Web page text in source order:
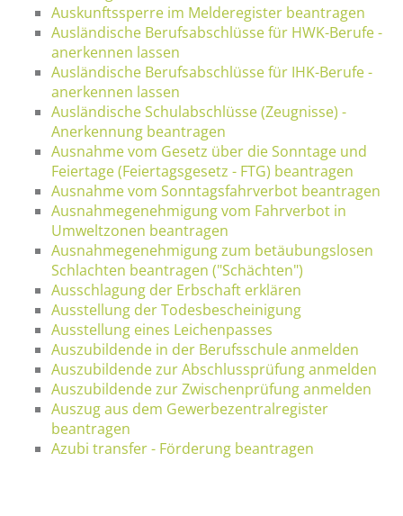
Auskunftssperre im Melderegister beantragen
Ausländische Berufsabschlüsse für HWK-Berufe -
anerkennen lassen
Ausländische Berufsabschlüsse für IHK-Berufe -
anerkennen lassen
Ausländische Schulabschlüsse (Zeugnisse) -
Anerkennung beantragen
Ausnahme vom Gesetz über die Sonntage und
Feiertage (Feiertagsgesetz - FTG) beantragen
Ausnahme vom Sonntagsfahrverbot beantragen
Ausnahmegenehmigung vom Fahrverbot in
Umweltzonen beantragen
Ausnahmegenehmigung zum betäubungslosen
Schlachten beantragen ("Schächten")
Ausschlagung der Erbschaft erklären
Ausstellung der Todesbescheinigung
Ausstellung eines Leichenpasses
Auszubildende in der Berufsschule anmelden
Auszubildende zur Abschlussprüfung anmelden
Auszubildende zur Zwischenprüfung anmelden
Auszug aus dem Gewerbezentralregister
beantragen
Azubi transfer - Förderung beantragen